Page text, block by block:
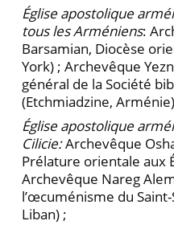
Église apostolique
tous les Armé­niens:
Barsamian, Diocèse
York) ; Archevêque
général de la Société
(Etchmiadzine,
Église apostolique
Cilicie:Archevêque
Prélature orientale aux
Archevêque Nareg
l’œcuménisme du
Liban) ;